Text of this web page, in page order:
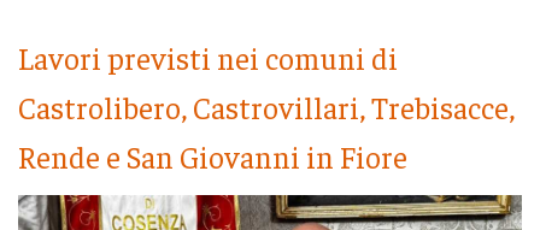
Lavori previsti nei comuni di
Castrolibero, Castrovillari, Trebisacce,
Rende e San Giovanni in Fiore